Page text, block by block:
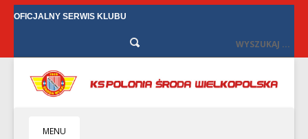
OFICJALNY SERWIS KLUBU
MENU